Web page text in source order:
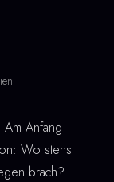
Anfang
Wo stehst
brach?